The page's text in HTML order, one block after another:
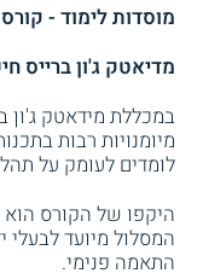
מוסדות לימוד - קורס NET. בחיפה והסביבה
מדיאטק ג'ון ברייס
מיומנויות רבות
לומדים לעומק על
המסלול מיועד
התאמה פנימי.